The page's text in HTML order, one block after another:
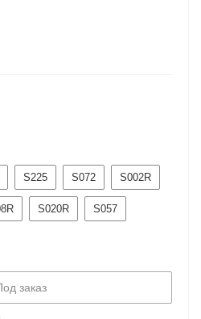
S225 S072 S002R
S020R S057
заказ